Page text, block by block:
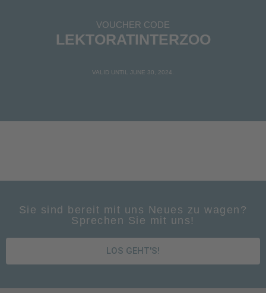
VOUCHER CODE
LEKTORATINTERZOO
VALID UNTIL JUNE 30, 2024.
Sie sind bereit mit uns Neues zu wagen?
Sprechen Sie mit uns!
LOS GEHT'S!